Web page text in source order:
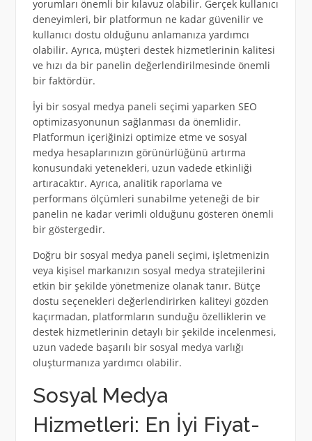
yorumları önemli bir kılavuz olabilir. Gerçek kullanıcı
deneyimleri, bir platformun ne kadar güvenilir ve
kullanıcı dostu olduğunu anlamanıza yardımcı
olabilir. Ayrıca, müşteri destek hizmetlerinin kalitesi
ve hızı da bir panelin değerlendirilmesinde önemli
bir faktördür.
İyi bir sosyal medya paneli seçimi yaparken SEO
optimizasyonunun sağlanması da önemlidir.
Platformun içeriğinizi optimize etme ve sosyal
medya hesaplarınızın görünürlüğünü artırma
konusundaki yetenekleri, uzun vadede etkinliği
artıracaktır. Ayrıca, analitik raporlama ve
performans ölçümleri sunabilme yeteneği de bir
panelin ne kadar verimli olduğunu gösteren önemli
bir göstergedir.
Doğru bir sosyal medya paneli seçimi, işletmenizin
veya kişisel markanızın sosyal medya stratejilerini
etkin bir şekilde yönetmenize olanak tanır. Bütçe
dostu seçenekleri değerlendirirken kaliteyi gözden
kaçırmadan, platformların sunduğu özelliklerin ve
destek hizmetlerinin detaylı bir şekilde incelenmesi,
uzun vadede başarılı bir sosyal medya varlığı
oluşturmanıza yardımcı olabilir.
Sosyal Medya
Hizmetleri: En İyi Fiyat-